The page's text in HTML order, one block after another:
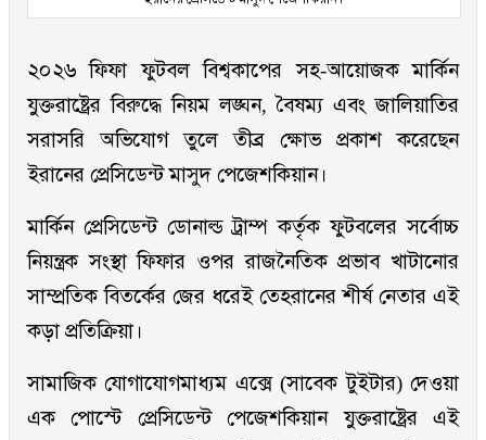
২০২৬ ফিফা ফুটবল বিশ্বকাপের সহ-আয়োজক মার্কিন
যুক্তরাষ্ট্রের বিরুদ্ধে নিয়ম লঙ্ঘন, বৈষম্য এবং জালিয়াতির
সরাসরি অভিযোগ তুলে তীব্র ক্ষোভ প্রকাশ করেছেন
ইরানের প্রেসিডেন্ট মাসুদ পেজেশকিয়ান।
মার্কিন প্রেসিডেন্ট ডোনাল্ড ট্রাম্প কর্তৃক ফুটবলের সর্বোচ্চ
নিয়ন্ত্রক সংস্থা ফিফার ওপর রাজনৈতিক প্রভাব খাটানোর
সাম্প্রতিক বিতর্কের জের ধরেই তেহরানের শীর্ষ নেতার এই
কড়া প্রতিক্রিয়া।
সামাজিক যোগাযোগমাধ্যম এক্সে (সাবেক টুইটার) দেওয়া
এক পোস্টে প্রেসিডেন্ট পেজেশকিয়ান যুক্তরাষ্ট্রের এই